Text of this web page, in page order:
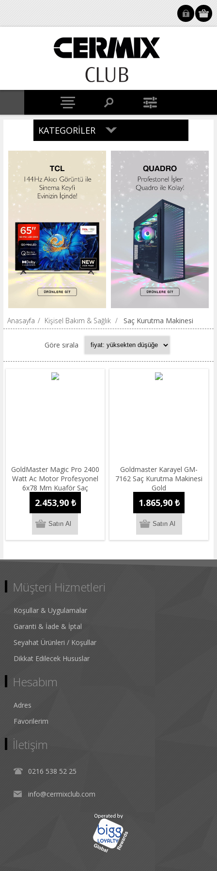
KATEGORILER
Anasayfa / Kişisel Bakım & Sağlık / Saç Kurutma Makinesi
Göre sırala
GoldMaster Magic Pro 2400
Watt Ac Motor Profesyonel
6x78 Mm Kuaför Saç
Kurutma Ve Fön Makinesi
2.453,90 ₺
Goldmaster Karayel GM-
7162 Saç Kurutma Makinesi
Gold
1.865,90 ₺
Müşteri Hizmetleri
Koşullar & Uygulamalar
Garanti & İade & İptal
Seyahat Ürünleri / Koşullar
Dikkat Edilecek Hususlar
Hesabım
Adres
Favorilerim
İletişim
0216 538 52 25
info@cermixclub.com